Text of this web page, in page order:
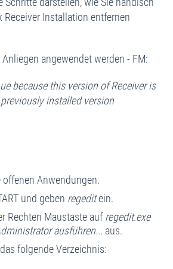
Receiver Installation entfernen
angewendet werden - FM:
because this version of Receiver is
installed version
offenen Anwendungen.
und geben regeditein.
Rechten Maustaste aufregedit.exe
ausführen... aus.
folgende Verzeichnis: